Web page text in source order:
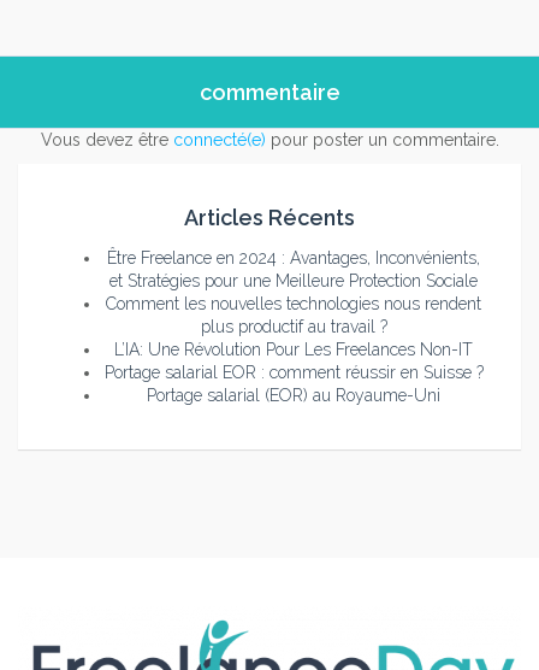
commentaire
Vous devez être connecté(e) pour poster un commentaire.
Articles Récents
Être Freelance en 2024 : Avantages, Inconvénients,
et Stratégies pour une Meilleure Protection Sociale
Comment les nouvelles technologies nous rendent
plus productif au travail ?
L’IA: Une Révolution Pour Les Freelances Non-IT
Portage salarial EOR : comment réussir en Suisse ?
Portage salarial (EOR) au Royaume-Uni